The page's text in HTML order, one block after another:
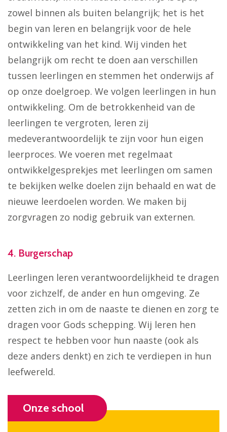
zowel binnen als buiten belangrijk; het is het
begin van leren en belangrijk voor de hele
ontwikkeling van het kind. Wij vinden het
belangrijk om recht te doen aan verschillen
tussen leerlingen en stemmen het onderwijs af
op onze doelgroep. We volgen leerlingen in hun
ontwikkeling. Om de betrokkenheid van de
leerlingen te vergroten, leren zij
medeverantwoordelijk te zijn voor hun eigen
leerproces. We voeren met regelmaat
ontwikkelgesprekjes met leerlingen om samen
te bekijken welke doelen zijn behaald en wat de
nieuwe leerdoelen worden. We maken bij
zorgvragen zo nodig gebruik van externen.
4. Burgerschap
Leerlingen leren verantwoordelijkheid te dragen
voor zichzelf, de ander en hun omgeving. Ze
zetten zich in om de naaste te dienen en zorg te
dragen voor Gods schepping. Wij leren hen
respect te hebben voor hun naaste (ook als
deze anders denkt) en zich te verdiepen in hun
leefwereld.
Onze school